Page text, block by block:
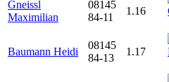
Gneissl
Maximilian
08145
84-11
1.16
Baumann Heidi
08145
84-13
1.17